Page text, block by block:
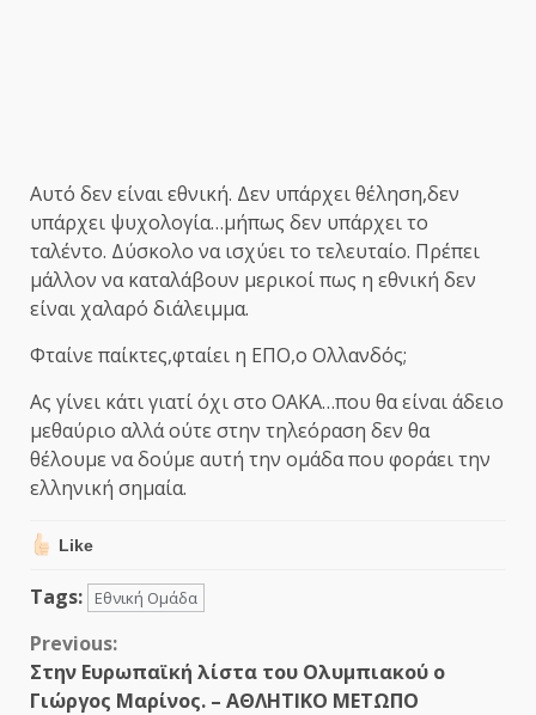
Αυτό δεν είναι εθνική. Δεν υπάρχει θέληση,δεν
υπάρχει ψυχολογία…μήπως δεν υπάρχει το
ταλέντο. Δύσκολο να ισχύει το τελευταίο. Πρέπει
μάλλον να καταλάβουν μερικοί πως η εθνική δεν
είναι χαλαρό διάλειμμα.
Φταίνε παίκτες,φταίει η ΕΠΟ,ο Ολλανδός;
Ας γίνει κάτι γιατί όχι στο ΟΑΚΑ…που θα είναι άδειο
μεθαύριο αλλά ούτε στην τηλεόραση δεν θα
θέλουμε να δούμε αυτή την ομάδα που φοράει την
ελληνική σημαία.
Like
Tags: Εθνική Oμάδα
Continue
Reading
Previous:
Στην Ευρωπαϊκή λίστα του Ολυμπιακού ο
Γιώργος Μαρίνος. – ΑΘΛΗΤΙΚΟ ΜΕΤΩΠΟ